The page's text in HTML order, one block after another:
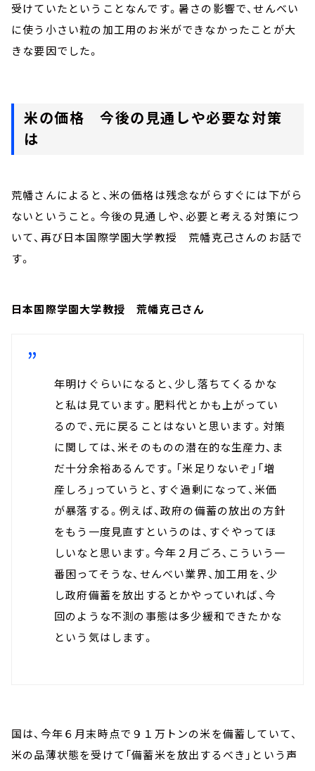
受けていたということなんです。暑さの影響で、せんべい
に使う小さい粒の加工用のお米ができなかったことが大
きな要因でした。
米の価格 今後の見通しや必要な対策
は
荒幡さんによると、米の価格は残念ながらすぐには下がら
ないということ。今後の見通しや、必要と考える対策につ
いて、再び日本国際学園大学教授 荒幡克己さんのお話で
す。
日本国際学園大学教授 荒幡克己さん
年明けぐらいになると、少し落ちてくるかな
と私は見ています。肥料代とかも上がってい
るので、元に戻ることはないと思います。対策
に関しては、米そのものの潜在的な生産力、ま
だ十分余裕あるんです。「米足りないぞ」「増
産しろ」っていうと、すぐ過剰になって、米価
が暴落する。例えば、政府の備蓄の放出の方針
をもう一度見直すというのは、すぐやってほ
しいなと思います。今年２月ごろ、こういう一
番困ってそうな、せんべい業界、加工用を、少
し政府備蓄を放出するとかやっていれば、今
回のような不測の事態は多少緩和できたかな
という気はします。
国は、今年６月末時点で９１万トンの米を備蓄していて、
米の品薄状態を受けて「備蓄米を放出するべき」という声